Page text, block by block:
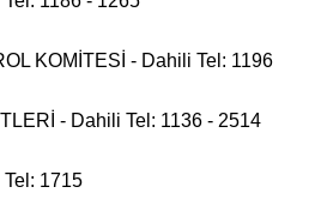
KOMİTESİ - Dahili Tel: 1196
- Dahili Tel: 1136 - 2514
1715